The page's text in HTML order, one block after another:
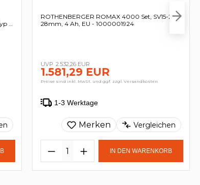
C
ROTHENBERGER ROMAX 4000 Set, SV15-22-
28mm, 4 Ah, EU - 1000001924
2.532,26 EUR
1.581,29 EUR
Preise sind inkl. MwSt. und ggf. zzgl. Versandkosten
1-3 Werktage
Merken Vergleichen
IN DEN WARENKORB